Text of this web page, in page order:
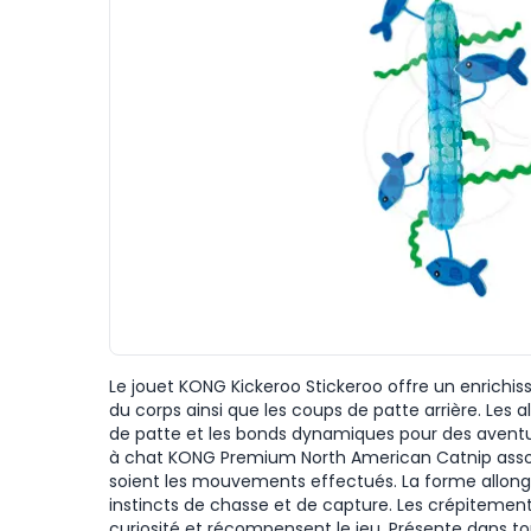
Le jouet KONG Kickeroo Stickeroo offre un
du corps ainsi que les coups de patte arrière. Les
de patte et les bonds dynamiques pour des
à chat KONG Premium North American Catnip
soient les mouvements effectués. La forme
instincts de chasse et de capture. Les